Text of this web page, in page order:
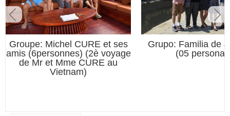
Groupe: Michel CURE et ses
amis (6personnes) (2è voyage
de Mr et Mme CURE au
Vietnam)
Grupo: Familia de
(05